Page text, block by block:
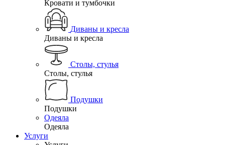
Кровати и тумбочки
Диваны и кресла
Диваны и кресла
Столы, стулья
Столы, стулья
Подушки
Подушки
Одеяла
Одеяла
Услуги